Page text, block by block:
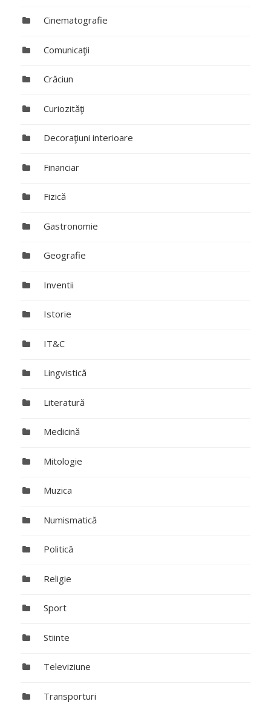
Cinematografie
Comunicaţii
Crăciun
Curiozităţi
Decoraţiuni interioare
Financiar
Fizică
Gastronomie
Geografie
Inventii
Istorie
IT&C
Lingvistică
Literatură
Medicină
Mitologie
Muzica
Numismatică
Politică
Religie
Sport
Stiinte
Televiziune
Transporturi